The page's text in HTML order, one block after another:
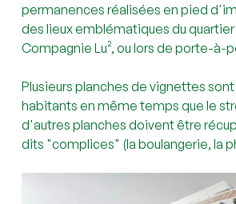
permanences réalisées en pied
des lieux emblématiques du quartier
Compagnie Lu², ou lors de porte-à-
Plusieurs planches de vignettes
habitants en même temps que le
d'autres planches doivent être
dits "complices" (la boulangerie, la